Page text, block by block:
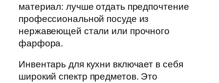
материал: лучше отдать предпочтение
профессиональной посуде из
нержавеющей стали или прочного
фарфора.
Инвентарь для кухни включает в себя
широкий спектр предметов. Это